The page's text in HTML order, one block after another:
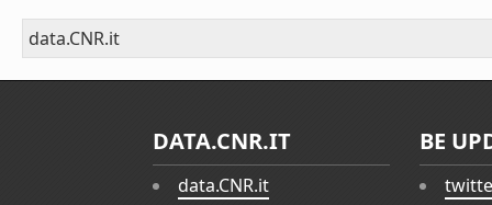
data.CNR.it
DATA.CNR.IT
data.CNR.it
BE